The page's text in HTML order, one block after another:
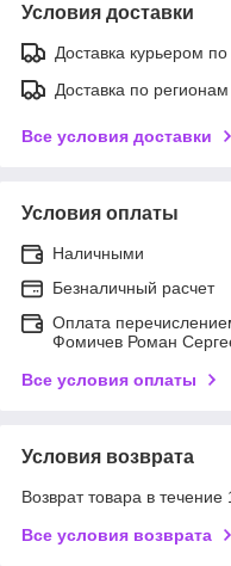
Условия доставки
Доставка курьером
Доставка по регионам
Все условия доставки
Условия оплаты
Наличными
Безналичный расчет
Оплата
Фомичев Роман
Все условия оплаты
Условия возврата
Возврат товара в
Все условия возврата